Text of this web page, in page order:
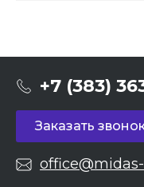
+7 (383)
Заказать